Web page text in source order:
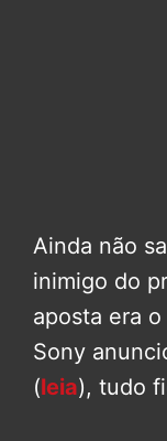
Ainda não
inimigo do
aposta era
Sony
(leia), tudo